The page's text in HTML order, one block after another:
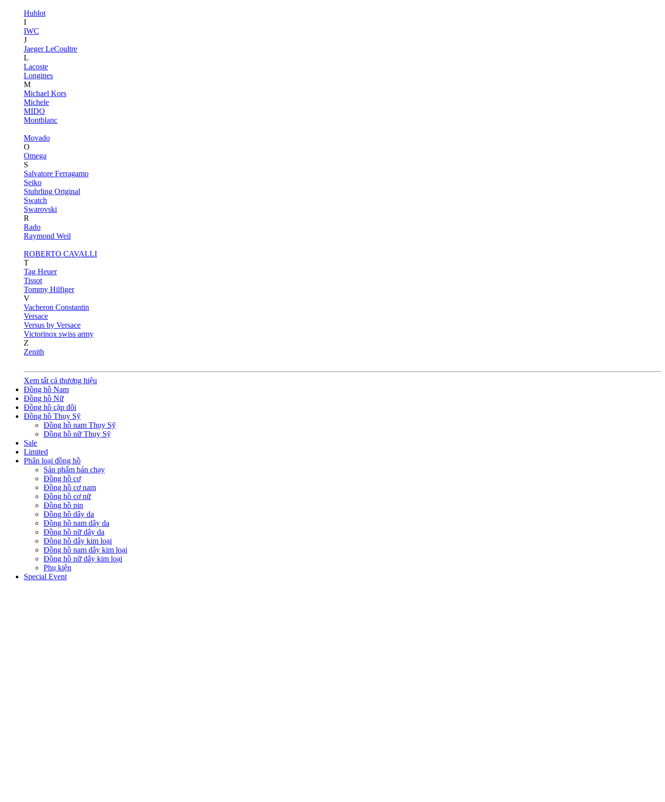
Hublot
I
IWC
J
Jaeger LeCoultre
L
Lacoste
Longines
M
Michael Kors
Michele
MIDO
Montblanc
Movado
O
Omega
S
Salvatore Ferragamo
Seiko
Stuhrling Original
Swatch
Swarovski
R
Rado
Raymond Weil
ROBERTO CAVALLI
T
Tag Heuer
Tissot
Tommy Hilfiger
V
Vacheron Constantin
Versace
Versus by Versace
Victorinox swiss army
Z
Zenith
Xem tất cả thương hiệu
Đồng hồ Nam
Đồng hồ Nữ
Đồng hồ cặp đôi
Đồng hồ Thụy Sỹ
Đồng hồ nam Thụy Sỹ
Đồng hồ nữ Thụy Sỹ
Sale
Limited
Phân loại đồng hồ
Sản phẩm bán chạy
Đồng hồ cơ
Đồng hồ cơ nam
Đồng hồ cơ nữ
Đồng hồ pin
Đồng hồ dây da
Đồng hồ nam dây da
Đồng hồ nữ dây da
Đồng hồ dây kim loại
Đồng hồ nam dây kim loại
Đồng hồ nữ dây kim loại
Phụ kiện
Special Event